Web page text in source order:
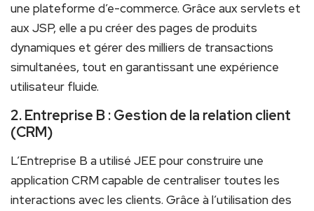
une plateforme‍ d’e-commerce. Grâce aux servlets et
aux JSP, elle a pu créer‍ des pages de produits
dynamiques et gérer des milliers de transactions
simultanées, tout en garantissant une expérience
utilisateur fluide.
2. Entreprise B : Gestion de la relation client
(CRM)
L’Entreprise‌ B‌ a ⁣utilisé‌ JEE pour‍ construire une
application CRM⁤ capable de ⁤centraliser toutes les
interactions avec les clients. Grâce ​à l’utilisation des